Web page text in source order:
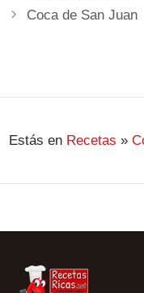
Coca de San Juan
Estás en Recetas »